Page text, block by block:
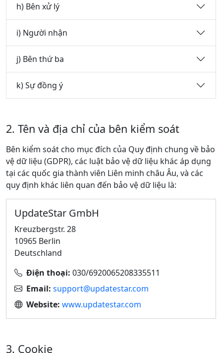
h) Bên xử lý
i) Người nhận
j) Bên thứ ba
k) Sự đồng ý
2. Tên và địa chỉ của bên kiểm soát
Bên kiểm soát cho mục đích của Quy định chung về bảo
vệ dữ liệu (GDPR), các luật bảo vệ dữ liệu khác áp dụng
tại các quốc gia thành viên Liên minh châu Âu, và các
quy định khác liên quan đến bảo vệ dữ liệu là:
UpdateStar GmbH
Kreuzbergstr. 28
10965 Berlin
Deutschland
Điện thoại: 030/6920065208335511
Email: support@updatestar.com
Website: www.updatestar.com
3. Cookie